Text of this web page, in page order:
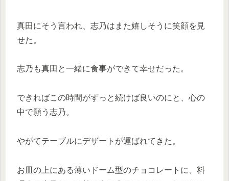
真田にそう言われ、志乃はまた嬉しそうに笑顔を見
せた。
志乃も真田と一緒に食事ができて幸せだった。
できればこの時間がずっと続けば良いのにと、心の
中で願う志乃。
やがてテーブルにデザートが運ばれてきた。
お皿の上にある薄いドーム型のチョコレートに、料